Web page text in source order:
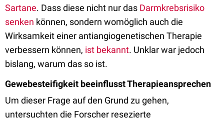
Sartane. Dass diese nicht nur das Darmkrebsrisiko
senken können, sondern womöglich auch die
Wirksamkeit einer antiangiogenetischen Therapie
verbessern können, ist bekannt. Unklar war jedoch
bislang, warum das so ist.
Gewebesteifigkeit beeinflusst Therapieansprechen
Um dieser Frage auf den Grund zu gehen,
untersuchten die Forscher resezierte